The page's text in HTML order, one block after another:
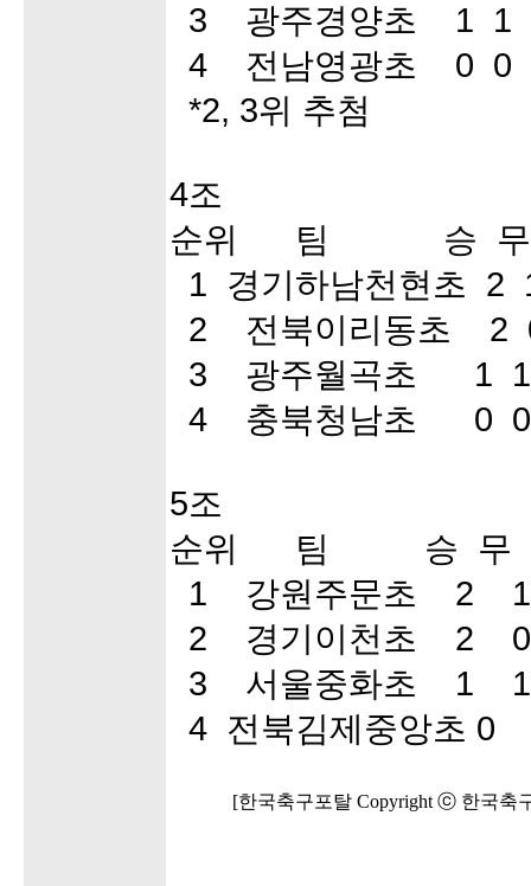
3 광주경양초 1
4 전남영광초 0
*2, 3위 추첨
4조
순위 팀 승 무
1 경기하남천현초
2 전북이리동초
3 광주월곡초 1
4 충북청남초 0
5조
순위 팀 승 무
1 강원주문초 2
2 경기이천초 2
3 서울중화초 1
4 전북김제중앙초
[한국축구포탈 Copyright ⓒ 한국축